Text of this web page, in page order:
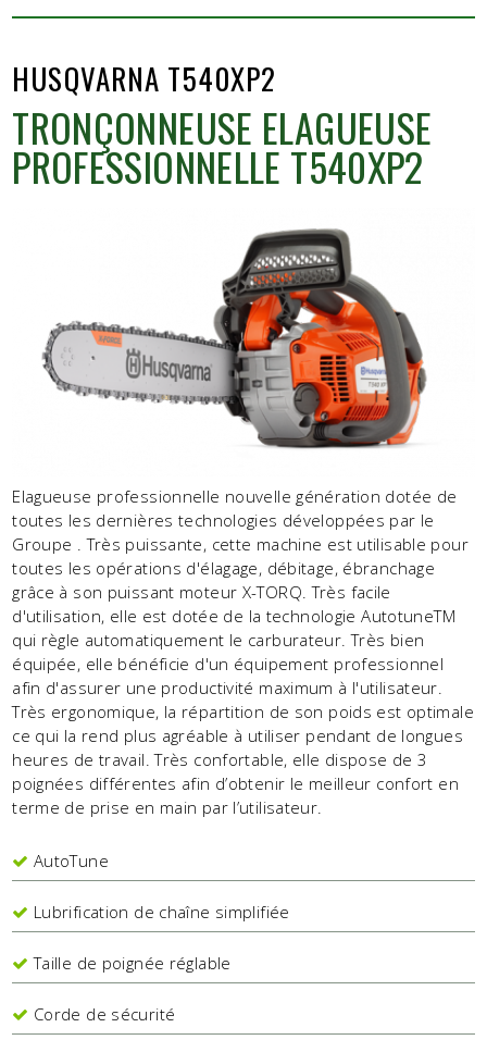
HUSQVARNA T540XP2
TRONÇONNEUSE ELAGUEUSE
PROFESSIONNELLE T540XP2
Elagueuse professionnelle nouvelle génération dotée de
toutes les dernières technologies développées par le
Groupe . Très puissante, cette machine est utilisable pour
toutes les opérations d'élagage, débitage, ébranchage
grâce à son puissant moteur X-TORQ. Très facile
d'utilisation, elle est dotée de la technologie AutotuneTM
qui règle automatiquement le carburateur. Très bien
équipée, elle bénéficie d'un équipement professionnel
afin d'assurer une productivité maximum à l'utilisateur.
Très ergonomique, la répartition de son poids est optimale
ce qui la rend plus agréable à utiliser pendant de longues
heures de travail. Très confortable, elle dispose de 3
poignées différentes afin d’obtenir le meilleur confort en
terme de prise en main par l’utilisateur.
AutoTune
Lubrification de chaîne simplifiée
Taille de poignée réglable
Corde de sécurité